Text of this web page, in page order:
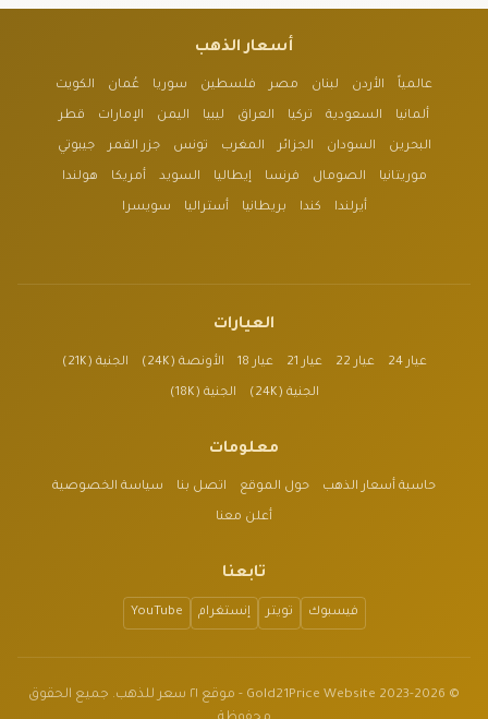
أسعار الذهب
عالمياً الأردن لبنان مصر فلسطين سوريا عُمان الكويت
ألمانيا السعودية تركيا العراق ليبيا اليمن الإمارات قطر
البحرين السودان الجزائر المغرب تونس جزر القمر جيبوتي
موريتانيا الصومال فرنسا إيطاليا السويد أمريكا هولندا
أيرلندا كندا بريطانيا أستراليا سويسرا
العيارات
عيار 24 عيار 22 عيار 21 عيار 18 الأونصة (24K) الجنية (21K)
الجنية (24K) الجنية (18K)
معلومات
حاسبة أسعار الذهب حول الموقع اتصل بنا سياسة الخصوصية
أعلن معنا
تابعنا
فيسبوك تويتر إنستغرام YouTube
© 2023-2026 Gold21Price Website - موقع ٢١ سعر للذهب. جميع الحقوق